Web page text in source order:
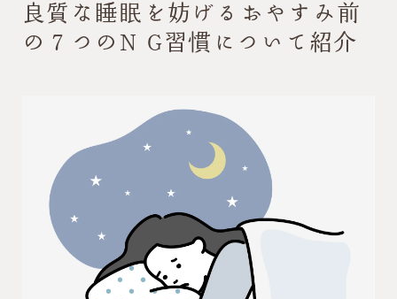
良質な睡眠を妨げるおやすみ前
の７つのN G習慣について紹介